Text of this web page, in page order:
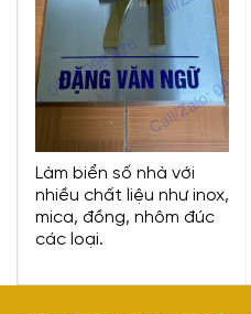
Làm biển số nhà với
nhiều chất liệu như inox,
mica, đồng, nhôm đúc
các loại.